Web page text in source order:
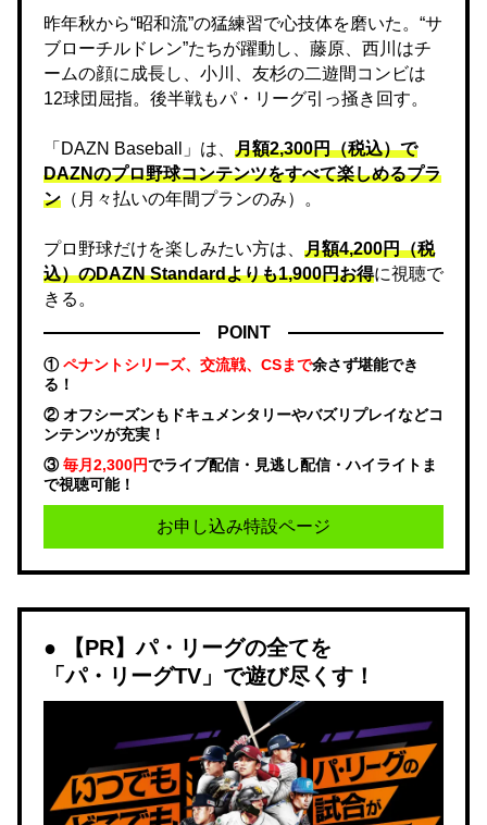
昨年秋から“昭和流”の猛練習で心技体を磨いた。“サ
ブローチルドレン”たちが躍動し、藤原、西川はチ
ームの顔に成長し、小川、友杉の二遊間コンビは
12球団屈指。後半戦もパ・リーグ引っ掻き回す。
「DAZN Baseball」は、 月額2,300円（税込）で
DAZNのプロ野球コンテンツをすべて楽しめるプラ
ン （月々払いの年間プランのみ）。
プロ野球だけを楽しみたい方は、 月額4,200円（税
込）のDAZN Standard​よりも1,900円お得に視聴で
きる。
POINT
①ペナントシリーズ、交流戦、CSまで余さず堪能でき
る！
② オフシーズンもドキュメンタリーやバズリプレイなどコ
ンテンツが充実！
③毎月2,300円でライブ配信・見逃し配信・ハイライトま
で視聴可能！
お申し込み特設ページ
【PR】パ・リーグの全てを
「パ・リーグTV」で遊び尽くす！